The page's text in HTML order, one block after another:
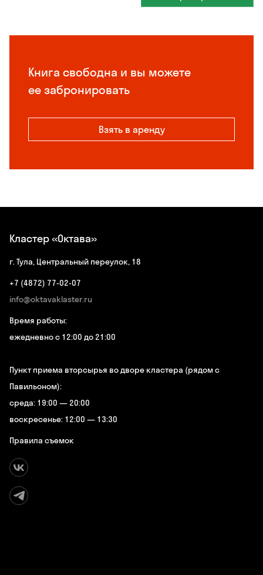
Книга свободна и вы можете
ее забронировать
Взять в аренду
Кластер «Октава»
г. Тула, Центральный переулок, 18
+7 (4872) 77-02-07
info@oktavaklaster.ru
Время работы:
ежедневно с 12:00 до 21:00
Пункт приема вторсырья во дворе кластера (рядом с
Павильоном):
среда: 19:00 — 20:00
воскресенье: 12:00 — 13:30
Правила съемок